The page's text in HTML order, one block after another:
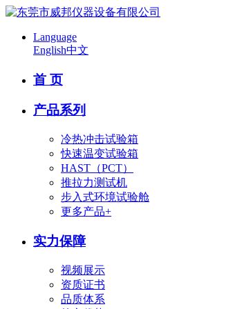
Language
English中文
首 页
产品系列
冷热冲击试验箱
快速温变试验箱
HAST（PCT）
推拉力测试机
步入式环境试验舱
更多产品+
实力保障
视频展示
资质证书
品质体系